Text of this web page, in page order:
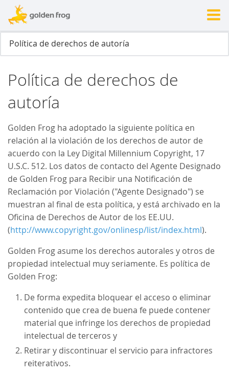
Política de derechos de
autoría
Golden Frog ha adoptado la siguiente política en
relación al la violación de los derechos de autor de
acuerdo con la Ley Digital Millennium Copyright, 17
U.S.C. 512. Los datos de contacto del Agente Designado
de Golden Frog para Recibir una Notificación de
Reclamación por Violación ("Agente Designado") se
muestran al final de esta política, y está archivado en la
Oficina de Derechos de Autor de los EE.UU.
(http://www.copyright.gov/onlinesp/list/index.html).
Golden Frog asume los derechos autorales y otros de
propiedad intelectual muy seriamente. Es política de
Golden Frog:
De forma expedita bloquear el acceso o eliminar
contenido que crea de buena fe puede contener
material que infringe los derechos de propiedad
intelectual de terceros y
Retirar y discontinuar el servicio para infractores
reiterativos.